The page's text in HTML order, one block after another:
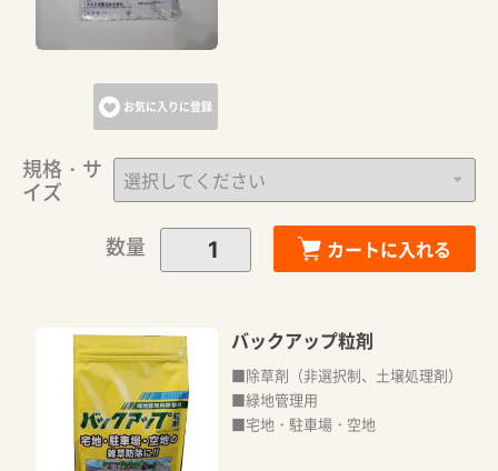
お気に入りに登録
規格・サ
イズ
数量
カートに入れる
バックアップ粒剤
■除草剤（非選択制、土壌処理剤）
■緑地管理用
■宅地・駐車場・空地
カートに追加しました。
お買い物を続ける